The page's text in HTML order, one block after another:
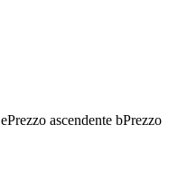
ePrezzo ascendente bPrezzo